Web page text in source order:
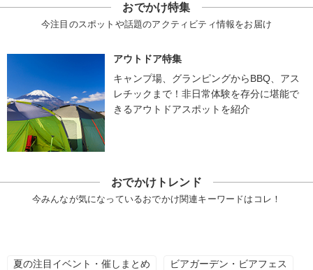
おでかけ特集
今注目のスポットや話題のアクティビティ情報をお届け
アウトドア特集
キャンプ場、グランピングからBBQ、アス
レチックまで！非日常体験を存分に堪能で
きるアウトドアスポットを紹介
おでかけトレンド
今みんなが気になっているおでかけ関連キーワードはコレ！
夏の注目イベント・催しまとめ ビアガーデン・ビアフェス